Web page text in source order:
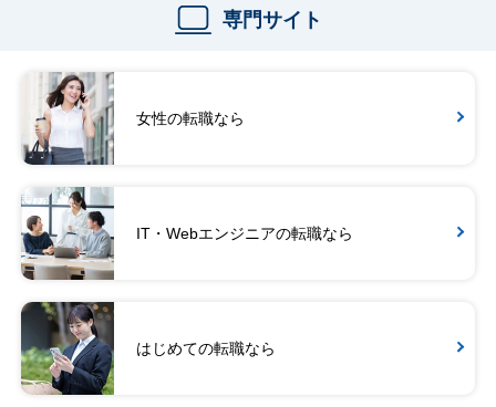
専門サイト
女性の転職なら
IT・Webエンジニアの転職なら
はじめての転職なら